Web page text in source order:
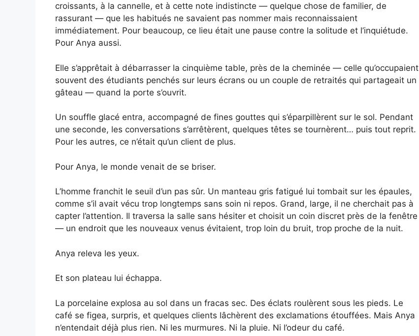
croissants, à la cannelle, et à cette note indistincte — quelque chose de familier, de
rassurant — que les habitués ne savaient pas nommer mais reconnaissaient
immédiatement. Pour beaucoup, ce lieu était une pause contre la solitude et l’inquiétude.
Pour Anya aussi.
Elle s’apprêtait à débarrasser la cinquième table, près de la cheminée — celle qu’occupaient
souvent des étudiants penchés sur leurs écrans ou un couple de retraités qui partageait un
gâteau — quand la porte s’ouvrit.
Un souffle glacé entra, accompagné de fines gouttes qui s’éparpillèrent sur le sol. Pendant
une seconde, les conversations s’arrêtèrent, quelques têtes se tournèrent… puis tout reprit.
Pour les autres, ce n’était qu’un client de plus.
Pour Anya, le monde venait de se briser.
L’homme franchit le seuil d’un pas sûr. Un manteau gris fatigué lui tombait sur les épaules,
comme s’il avait vécu trop longtemps sans soin ni repos. Grand, large, il ne cherchait pas à
capter l’attention. Il traversa la salle sans hésiter et choisit un coin discret près de la fenêtre
— un endroit que les nouveaux venus évitaient, trop loin du bruit, trop proche de la nuit.
Anya releva les yeux.
Et son plateau lui échappa.
La porcelaine explosa au sol dans un fracas sec. Des éclats roulèrent sous les pieds. Le
café se figea, surpris, et quelques clients lâchèrent des exclamations étouffées. Mais Anya
n’entendait déjà plus rien. Ni les murmures. Ni la pluie. Ni l’odeur du café.